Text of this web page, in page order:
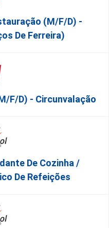
(m/f/d) -
De Ferreira)
f/d) - Circunvalação
De Cozinha /
De Refeições